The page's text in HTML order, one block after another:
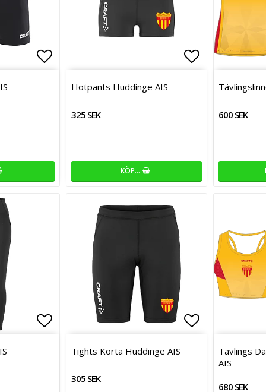
Lägg till i favoritlistan
Lägg till i favoritlistan Lägg till i
Hotpants Huddinge AIS
325 SEK
KÖP…
600 SEK
Lägg till i favoritlistan
Lägg till i favoritlistan Lägg till i
Lägg till i
Tights Korta Huddinge AIS
305 SEK
Tävlings
AIS
680 SEK